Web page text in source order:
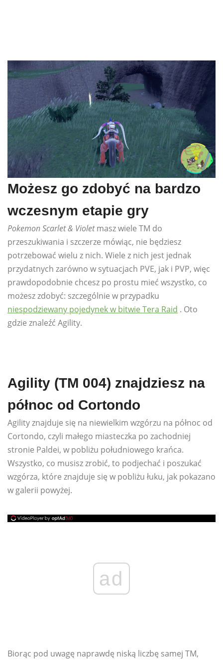
Możesz go zdobyć na bardzo
wczesnym etapie gry
Pokemon Scarlet & Violetmasz wiele TM do
przeszukiwania i szczerze mówiąc, nie będziesz
potrzebować wielu z nich. Wiele z nich jest jednak
przydatnych zarówno w sytuacjach PVE, jak i PVP, więc
prawdopodobnie chcesz po prostu mieć wszystko, co
możesz zdobyć: szczególnie w przypadku
niespodziewany pojedynek w bitwie Tera Raid . Oto
gdzie znaleźć Agility.
Agility (TM 004) znajdziesz na
północ od Cortondo
Agility znajduje się na niewielkim wzgórzu na północ od
Cortondo, czyli małego miasteczka po zachodniej
stronie Paldei, w pobliżu południowego krańca.
Wszystko, co musisz zrobić, to podjechać i poszukać
wzgórza, które znajduje się w pobliżu łuku, jak pokazano
w galerii powyżej.
ad
Biorąc pod uwagę naprawdę niską liczbę samej TM,